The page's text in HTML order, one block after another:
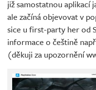
již samostatnou aplikací
ale začíná objevovat v
sice u first-party her od
informace o češtině
(děkuji za upozornění